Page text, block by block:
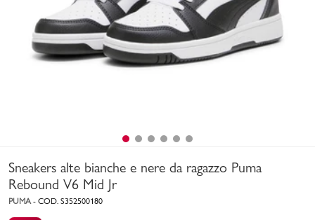
Bambino
Sneakers alte bianche e nere da ragazzo Puma
Rebound V6 Mid Jr
PUMA - COD. S352500180